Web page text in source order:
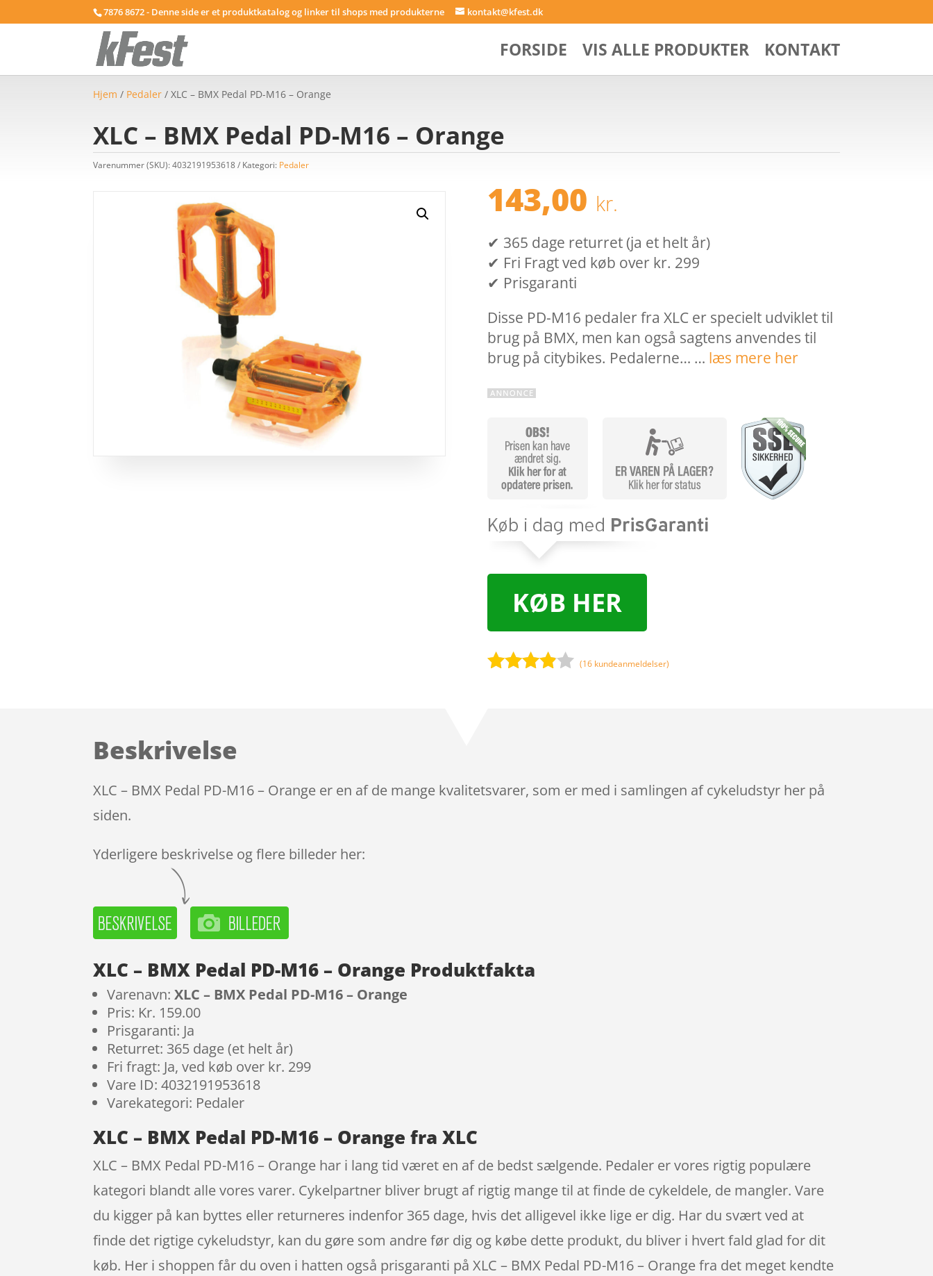
7876 8672 - Denne side er et produktkatalog og linker til shops med produkterne kontakt@kfest.dk
FORSIDE VIS ALLE PRODUKTER KONTAKT
Hjem / Pedaler / XLC – BMX Pedal PD-M16 – Orange
XLC – BMX Pedal PD-M16 – Orange
Varenummer (SKU):4032191953618 Kategori: Pedaler
143,00 kr.
✔ 365 dage returret (ja et helt år)
✔ Fri Fragt ved køb over kr. 299
✔ Prisgaranti
Disse PD-M16 pedaler fra XLC er specielt udviklet til
brug på BMX, men kan også sagtens anvendes til
brug på citybikes. Pedalerne… … læs mere her
KØB HER
ømmels
er
(16 kundeanmeldelser)
Beskrivelse
XLC – BMX Pedal PD-M16 – Orange er en af de mange kvalitetsvarer, som er med i samlingen af cykeludstyr her på
siden.
Yderligere beskrivelse og flere billeder her:
XLC – BMX Pedal PD-M16 – Orange Produktfakta
Varenavn:XLC – BMX Pedal PD-M16 – Orange
Pris: Kr. 159.00
Prisgaranti: Ja
Returret: 365 dage (et helt år)
Fri fragt: Ja, ved køb over kr. 299
Vare ID: 4032191953618
Varekategori: Pedaler
XLC – BMX Pedal PD-M16 – Orange fra XLC
XLC – BMX Pedal PD-M16 – Orange har i lang tid været en af de bedst sælgende. Pedaler er vores rigtig populære
kategori blandt alle vores varer. Cykelpartner bliver brugt af rigtig mange til at finde de cykeldele, de mangler. Vare
du kigger på kan byttes eller returneres indenfor 365 dage, hvis det alligevel ikke lige er dig. Har du svært ved at
finde det rigtige cykeludstyr, kan du gøre som andre før dig og købe dette produkt, du bliver i hvert fald glad for dit
køb. Her i shoppen får du oven i hatten også prisgaranti på XLC – BMX Pedal PD-M16 – Orange fra det meget kendte